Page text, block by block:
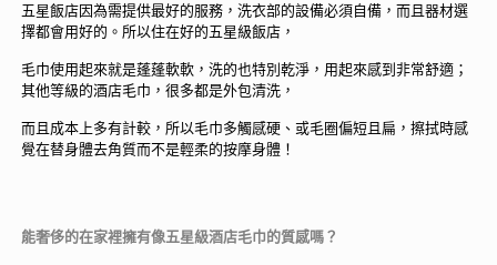
五星飯店因為需提供最好的服務，洗衣部的設備必須自備，而且器材選
擇都會用好的。所以住在好的五星級飯店，
毛巾使用起來就是蓬蓬軟軟，洗的也特別乾淨，用起來感到非常舒適；
其他等級的酒店毛巾，很多都是外包清洗，
而且成本上多有計較，所以毛巾多觸感硬、或毛圈偏短且扁，擦拭時感
覺在替身體去角質而不是輕柔的按摩身體！
能奢侈的在家裡擁有像五星級酒店毛巾的質感嗎？